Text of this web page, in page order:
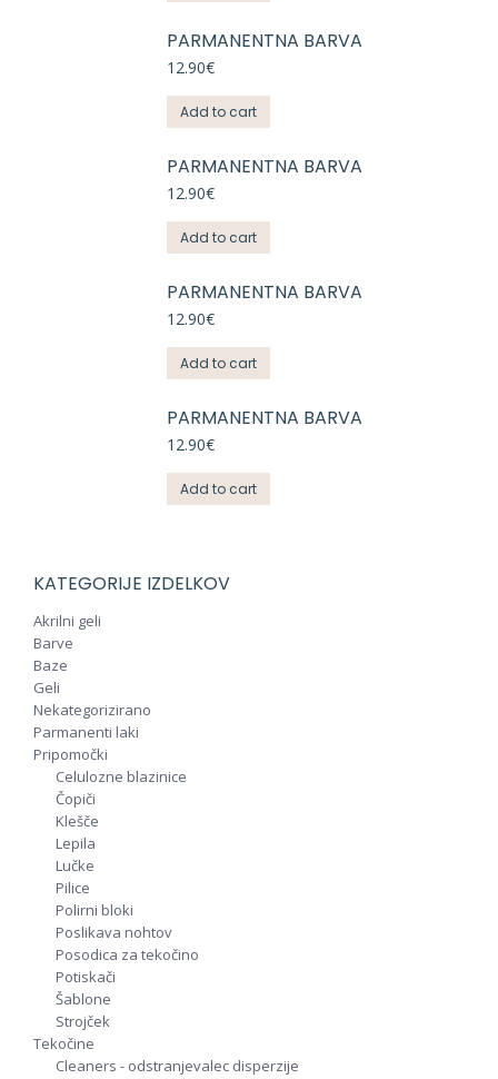
PARMANENTNA BARVA
12.90€
Add to cart
PARMANENTNA BARVA
12.90€
Add to cart
PARMANENTNA BARVA
12.90€
Add to cart
PARMANENTNA BARVA
12.90€
Add to cart
KATEGORIJE IZDELKOV
Akrilni geli
Barve
Baze
Geli
Nekategorizirano
Parmanenti laki
Pripomočki
Celulozne blazinice
Čopiči
Klešče
Lepila
Lučke
Pilice
Polirni bloki
Poslikava nohtov
Posodica za tekočino
Potiskači
Šablone
Strojček
Tekočine
Cleaners - odstranjevalec disperzije